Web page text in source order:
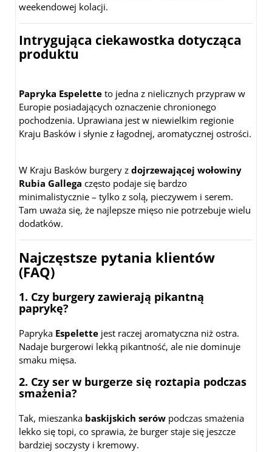
weekendowej kolacji.
Intrygująca ciekawostka dotycząca
produktu
Papryka Espelette to jedna z nielicznych przypraw w
Europie posiadających oznaczenie chronionego
pochodzenia. Uprawiana jest w niewielkim regionie
Kraju Basków i słynie z łagodnej, aromatycznej ostrości.
W Kraju Basków burgery z dojrzewającej wołowiny
Rubia Gallega często podaje się bardzo
minimalistycznie – tylko z solą, pieczywem i serem.
Tam uważa się, że najlepsze mięso nie potrzebuje wielu
dodatków.
Najczęstsze pytania klientów
(FAQ)
1. Czy burgery zawierają pikantną
paprykę?
Papryka Espelette jest raczej aromatyczna niż ostra.
Nadaje burgerowi lekką pikantność, ale nie dominuje
smaku mięsa.
2. Czy ser w burgerze się roztapia podczas
smażenia?
Tak, mieszanka baskijskich serów podczas smażenia
lekko się topi, co sprawia, że burger staje się jeszcze
bardziej soczysty i kremowy.